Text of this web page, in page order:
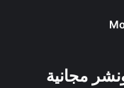
مجانية